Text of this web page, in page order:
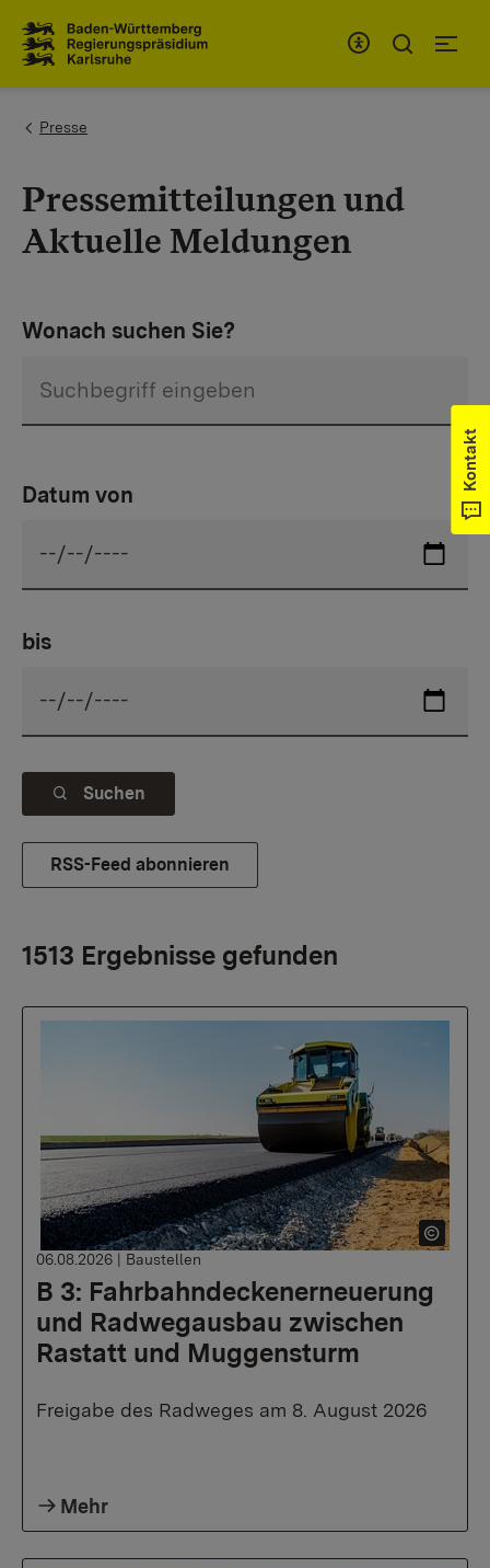
You are here:
Presse
Pressemitteilungen und
Aktuelle Meldungen
Wonach suchen Sie?
Datum von
bis
Suchen
RSS-Feed abonnieren
1513 Ergebnisse gefunden
B 3: Fahrbahndeckenerneuerung
und Radwegausbau zwischen
Rastatt und Muggensturm
06.08.2026 | Baustellen
Freigabe des Radweges am 8. August 2026
Mehr
Kontakt